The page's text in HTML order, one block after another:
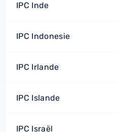
IPC Inde
IPC Indonesie
IPC Irlande
IPC Islande
IPC Israël